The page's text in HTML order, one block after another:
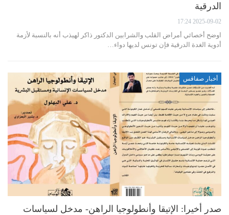
الدرقية
2025-09-02 17:24
اوضح أخصائي أمراض القلب والشرابين الدكتور ذاكر لهيذب أنه بالنسبة لأزمة
أدوية الغدة الدرقية فإن تونس لديها دواء…
أخبار صفاقس
صدر أخيرا: الإتيقا وأنطولوجيا الراهن- مدخل لسياسات